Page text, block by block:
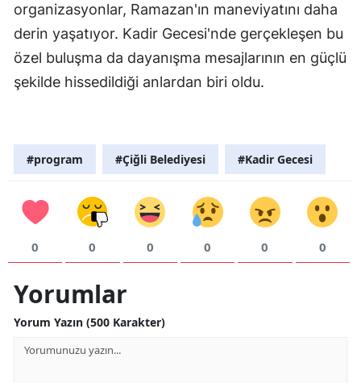
organizasyonlar, Ramazan'ın maneviyatını daha
derin yaşatıyor. Kadir Gecesi'nde gerçekleşen bu
özel buluşma da dayanışma mesajlarının en güçlü
şekilde hissedildiği anlardan biri oldu.
#program #Çiğli Belediyesi #Kadir Gecesi
0 0 0 0 0 0
Yorumlar
Yorum Yazın (500 Karakter)